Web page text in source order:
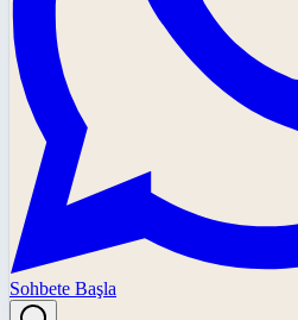
Sohbete Başla